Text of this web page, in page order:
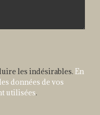
les indésirables. En
données de vos
utilisées.